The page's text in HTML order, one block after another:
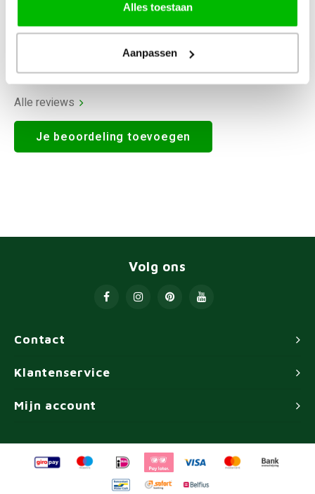
Alles toestaan
Aanpassen
Alle reviews
Je beoordeling toevoegen
Contact
Volg ons
Klantenservice
Mijn account